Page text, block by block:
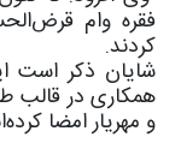
کردند.
همکاری در قالب
و مهریار امضا